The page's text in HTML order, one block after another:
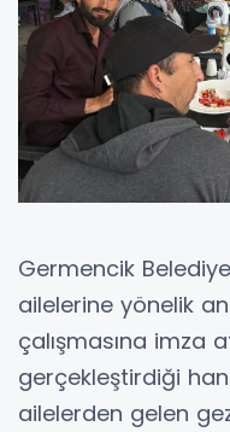
Germencik
ailelerine yönelik
çalışmasına imza
gerçekleştirdiği
ailelerden gelen